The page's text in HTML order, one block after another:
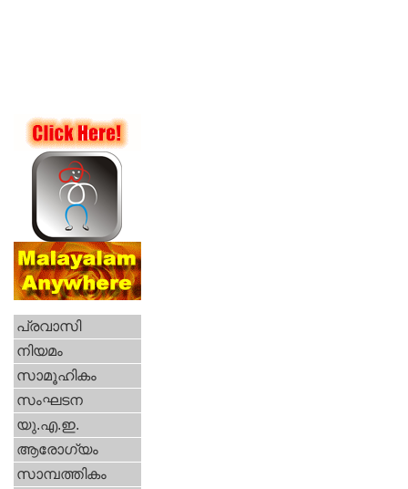
പ്രവാസി
നിയമം
സാമൂഹികം
സംഘടന
യു.എ.ഇ.
ആരോഗ്യം
സാമ്പത്തികം